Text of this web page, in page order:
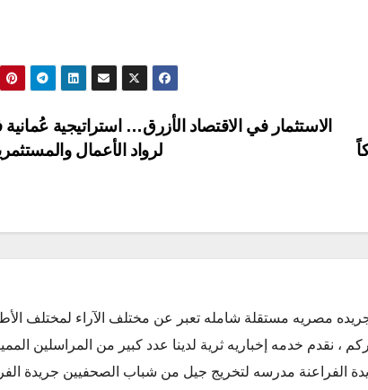
الاستثمار في الاقتصاد الأزرق… استراتيجية عُمانية
لرواد الأعمال
مصريه مستقلة شامله تعبر عن مختلف الآراء لمختلف
، نقدم خدمه إخباريه ثرية لدينا عدد كبير من المراسلين
الفراعنة مدرسه لتخريج جيل من شباب الصحفيين جريدة